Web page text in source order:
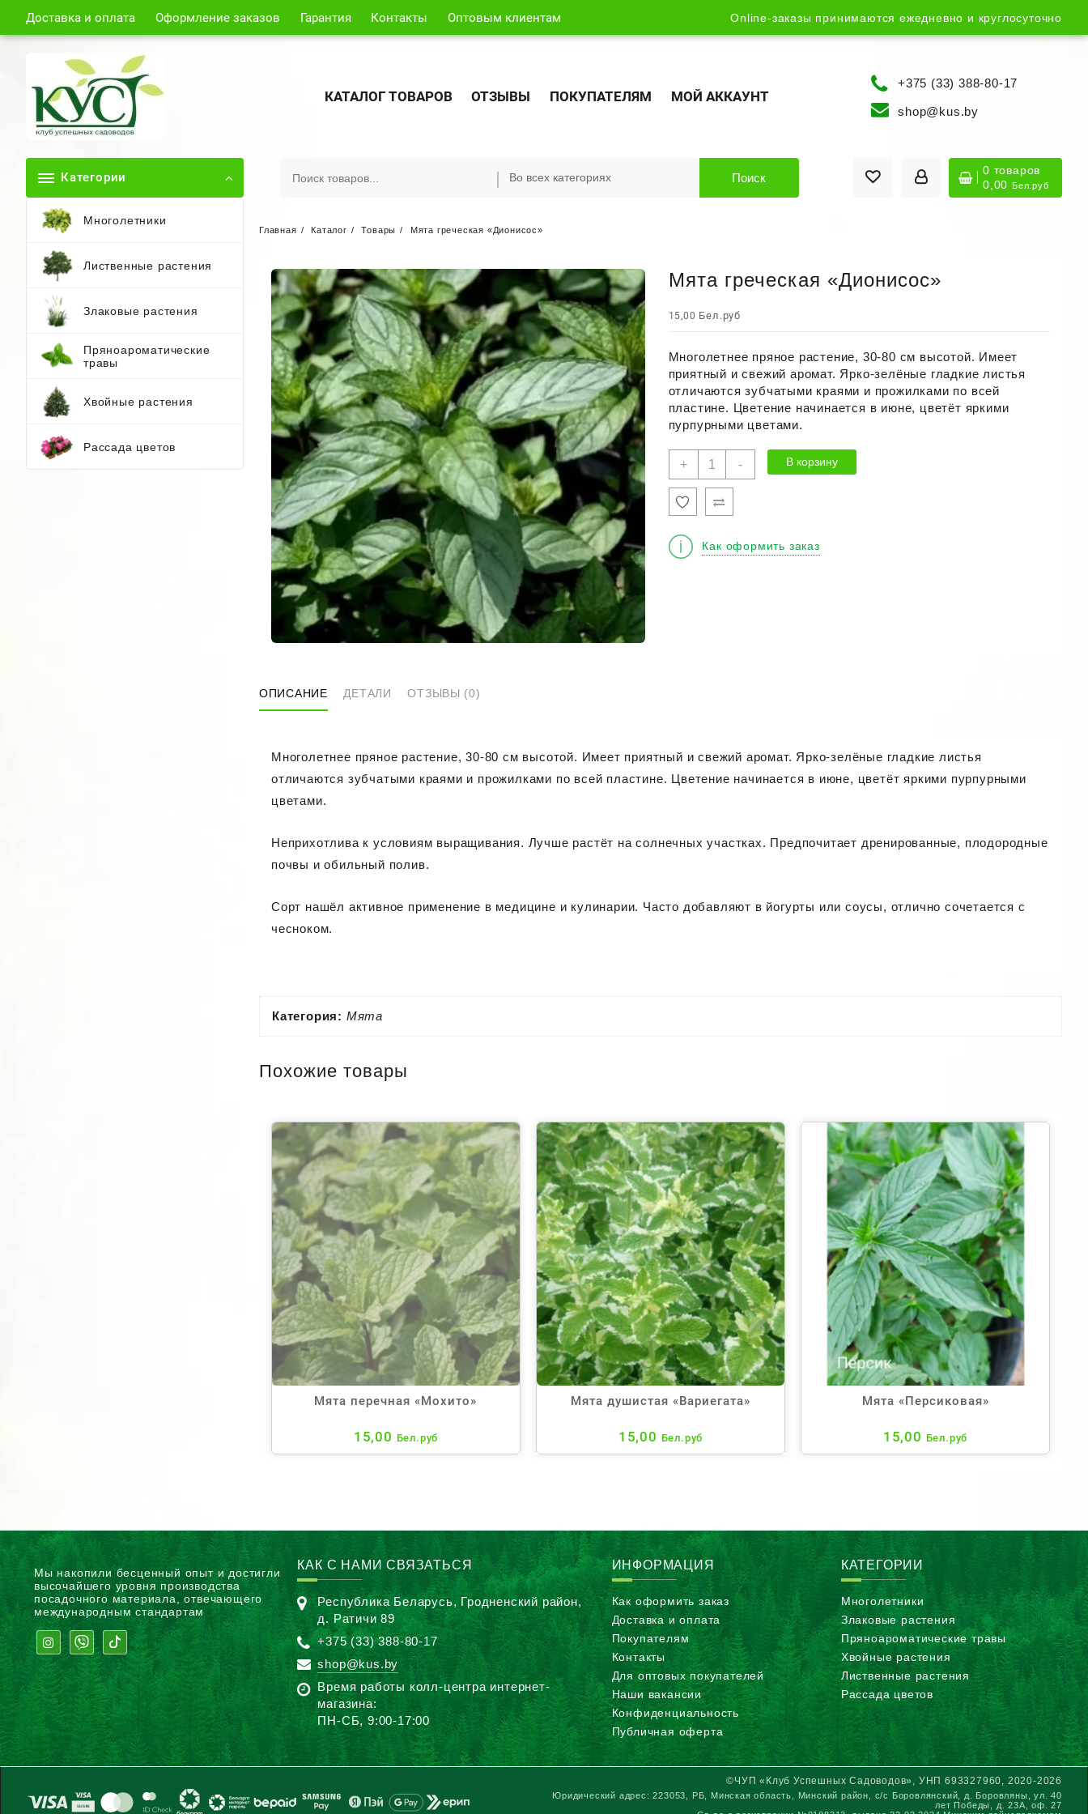
Доставка и оплата Оформление заказов Гарантия Контакты Оптовым клиентам Online-заказы принимаются ежедневно и круглосуточно
КАТАЛОГ ТОВАРОВ ОТЗЫВЫ ПОКУПАТЕЛЯМ МОЙ АККАУНТ
+375 (33) 388-80-17
shop@kus.by
Категории
Многолетники
Лиственные растения
Злаковые растения
Пряноароматические
травы
Хвойные растения
Рассада цветов
Поиск
0 товаров
0,00 Бел.руб
Главная Каталог Товары Мята греческая «Дионисос»
Мята греческая «Дионисос»
15,00 Бел.руб
Многолетнее пряное растение, 30-80 см высотой. Имеет
приятный и свежий аромат. Ярко-зелёные гладкие листья
отличаются зубчатыми краями и прожилками по всей
пластине. Цветение начинается в июне, цветёт яркими
пурпурными цветами.
+
Количество
Мята
греческая
- В корзину
Как оформить заказ
ОПИСАНИЕ ДЕТАЛИ ОТЗЫВЫ (0)
Многолетнее пряное растение, 30-80 см высотой. Имеет приятный и свежий аромат. Ярко-зелёные гладкие листья
отличаются зубчатыми краями и прожилками по всей пластине. Цветение начинается в июне, цветёт яркими пурпурными
цветами.
Неприхотлива к условиям выращивания. Лучше растёт на солнечных участках. Предпочитает дренированные, плодородные
почвы и обильный полив.
Сорт нашёл активное применение в медицине и кулинарии. Часто добавляют в йогурты или соусы, отлично сочетается с
чесноком.
Категория: Мята
Похожие товары
Мята перечная «Мохито»
15,00 Бел.руб
Мята душистая «Вариегата»
15,00 Бел.руб
Мята «Персиковая»
15,00 Бел.руб
Мы накопили бесценный опыт и достигли
высочайшего уровня производства
посадочного материала, отвечающего
международным стандартам
КАК С НАМИ СВЯЗАТЬСЯ
Республика Беларусь, Гродненский район,
д. Ратичи 89
+375 (33) 388-80-17
shop@kus.by
Время работы колл-центра интернет-
магазина:
ПН-CБ, 9:00-17:00
ИНФОРМАЦИЯ
Как оформить заказ
Доставка и оплата
Покупателям
Контакты
Для оптовых покупателей
Наши вакансии
Конфиденциальность
Публичная оферта
КАТЕГОРИИ
Многолетники
Злаковые растения
Пряноароматические травы
Хвойные растения
Лиственные растения
Рассада цветов
©ЧУП «Клуб Успешных Садоводов», УНП 693327960, 2020-2026
Юридический адрес: 223053, РБ, Минская область, Минский район, с/с Боровлянский, д. Боровляны, ул. 40
лет Победы, д. 23А, оф. 27